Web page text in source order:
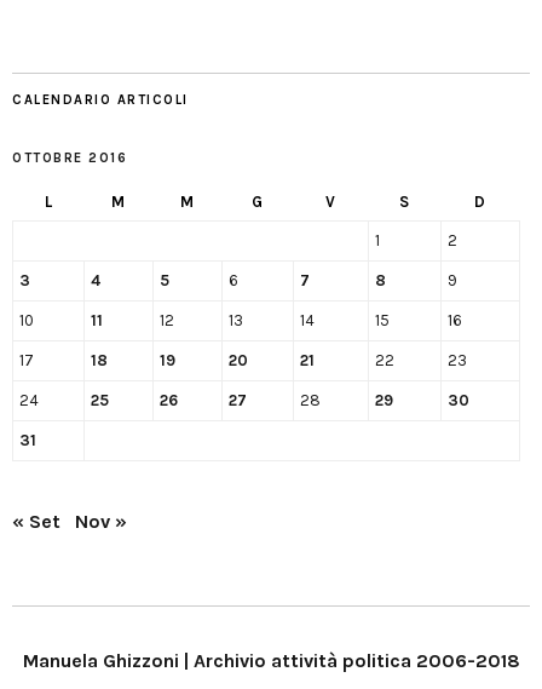
CALENDARIO ARTICOLI
OTTOBRE 2016
L M M G V S D
1 2
3 4 5 6 7 8 9
10 11 12 13 14 15 16
17 18 19 20 21 22 23
24 25 26 27 28 29 30
31
« Set Nov »
Manuela Ghizzoni | Archivio attività politica 2006-2018